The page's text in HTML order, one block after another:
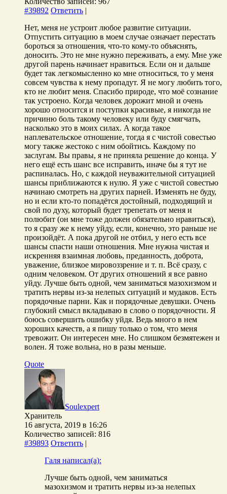
#39892 Ответить |
Нет, меня не устроит любое развитие ситуации.
Отпустить ситуацию в моем случае означает перестать
бороться за отношения, что-то кому-то объяснять,
доносить. Это не мне нужно переживать, а ему. Мне уже
другой парень начинает нравиться. Если он и дальше
будет так легкомысленно ко мне относиться, то у меня
совсем чувства к нему пропадут. Я не могу любить того,
кто не любит меня. Спасибо природе, что моё сознание
так устроено. Когда человек дорожит мной и очень
хорошо относится и поступки красивые, я никогда не
причиню боль такому человеку или буду смягчать,
насколько это в моих силах. А когда такое
наплевательское отношение, тогда я с чистой совестью
могу также жестоко с ним обойтись. Каждому по
заслугам. Вы правы, я не приняла решение до конца. У
него ещё есть шанс все исправить, иначе бы я тут не
распиналась. Но, с каждой неуважительной ситуацией
шансы приближаются к нулю. Я уже с чистой совестью
начинаю смотреть на других парней. Изменять не буду,
но и если кто-то попадётся достойный, подходящий и
свой по духу, который будет трепетать от меня и
полюбит (он мне тоже должен обязательно нравиться),
то я сразу же к нему уйду, если, конечно, это раньше не
произойдёт. А пока другой не отбил, у него есть все
шансы спасти наши отношения. Мне нужна чистая и
искренняя взаимная любовь, преданность, доброта,
уважение, близкое мировоззрение и т. п. Всё сразу, с
одним человеком. От других отношений я все равно
уйду. Лучше быть одной, чем заниматься мазохизмом и
тратить нервы из-за нелепых ситуаций и мудаков. Есть
порядочные парни. Как и порядочные девушки. Очень
глубокий смысл вкладываю в слово о порядочности. Я
боюсь совершить ошибку уйдя. Ведь много в нем
хороших качеств, а я пишу только о том, что меня
тревожит. Он интересен мне. Но слишком безмятежен и
волен. Я тоже вольна, но в разы меньше.
Quote
Soulexpert
Хранитель
16 августа, 2019 в 16:26
Количество записей: 816
#39893 Ответить |
Галя написал(а):
Лучше быть одной, чем заниматься
мазохизмом и тратить нервы из-за нелепых